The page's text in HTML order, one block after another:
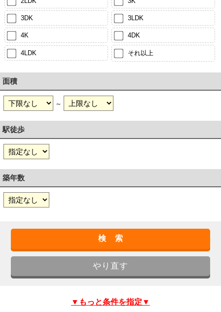
3DK 3LDK
4K 4DK
4LDK それ以上
面積
～
駅徒歩
築年数
▼もっと条件を指定▼